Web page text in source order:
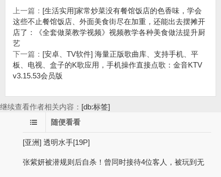
上一篇： [生活实用]家常炒菜没有餐馆饭店的色香味，学会
这些不止餐馆饭店、外面美食街尽在加重，还能出去摆摊开
店了：《全套做菜教学视频》视频教学各种美食做法提升厨
艺
下一篇： [安卓、TV软件] 海量正版歌曲库、支持手机、平
板、电视、盒子的K歌应用，手机操作直接点歌：金音KTV
v3.15.53会员版
继续查看作者相关内容： [db:标签]
随便看看
[亚洲] 透明水手[19P]
张紫妍被潜规则后自杀！曾同时接待4位客人，被玩到无